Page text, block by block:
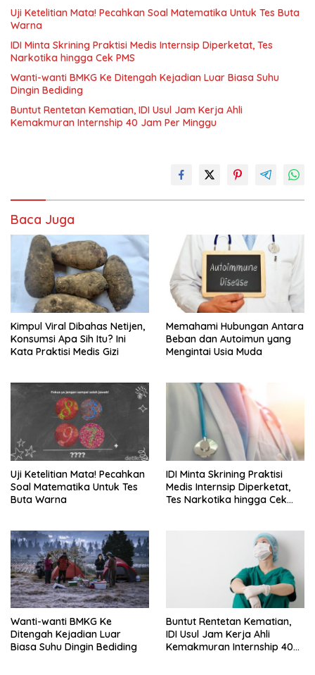
Uji Ketelitian Mata! Pecahkan Soal Matematika Untuk Tes Buta
Warna
IDI Minta Skrining Praktisi Medis Internsip Diperketat, Tes
Narkotika hingga Cek PMS
Wanti-wanti BMKG Ke Ditengah Kejadian Luar Biasa Suhu
Dingin Bediding
Buntut Rentetan Kematian, IDI Usul Jam Kerja Ahli
Kemakmuran Internship 40 Jam Per Minggu
Baca Juga
Kimpul Viral Dibahas Netijen,
Konsumsi Apa Sih Itu? Ini
Kata Praktisi Medis Gizi
Memahami Hubungan Antara
Beban dan Autoimun yang
Mengintai Usia Muda
Uji Ketelitian Mata! Pecahkan
Soal Matematika Untuk Tes
Buta Warna
IDI Minta Skrining Praktisi
Medis Internsip Diperketat,
Tes Narkotika hingga Cek
Wanti-wanti BMKG Ke
Ditengah Kejadian Luar
Biasa Suhu Dingin Bediding
Buntut Rentetan Kematian,
IDI Usul Jam Kerja Ahli
Kemakmuran Internship 40